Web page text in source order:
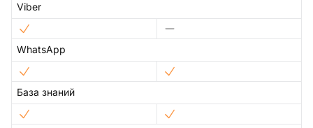
Viber
WhatsApp
База знаний